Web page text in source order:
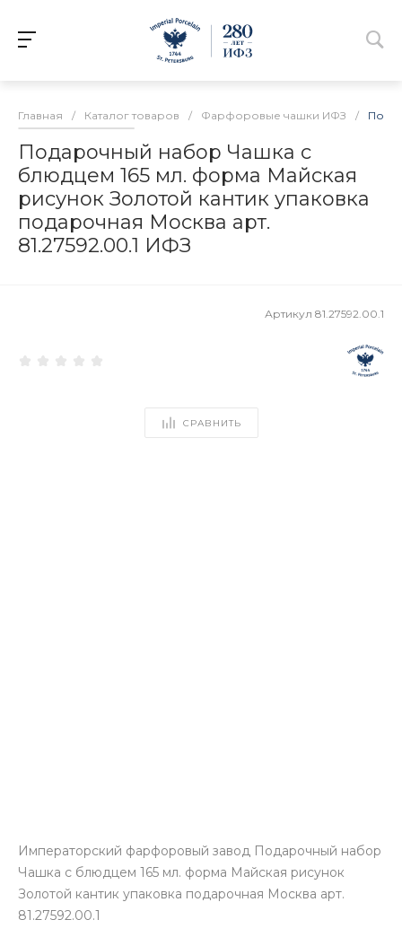
Главная / Каталог товаров / Фарфоровые чашки ИФЗ /
Подарочный набор Чашка с
блюдцем 165 мл. форма Майская
рисунок Золотой кантик упаковка
подарочная Москва арт.
81.27592.00.1 ИФЗ
Артикул 81.27592.00.1
СРАВНИТЬ
Императорский фарфоровый завод Подарочный набор
Чашка с блюдцем 165 мл. форма Майская рисунок
Золотой кантик упаковка подарочная Москва арт.
81.27592.00.1